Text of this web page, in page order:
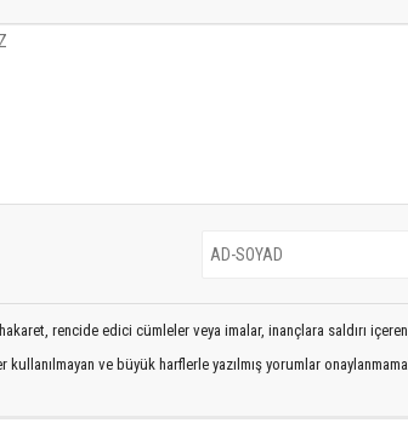
rencide edici cümleler veya imalar, inançlara saldırı
kullanılmayan ve büyük harflerle yazılmış yorumlar